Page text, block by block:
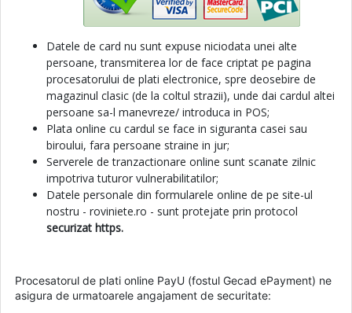
Datele de card nu sunt expuse niciodata unei alte
persoane, transmiterea lor de face criptat pe pagina
procesatorului de plati electronice, spre deosebire de
magazinul clasic (de la coltul strazii), unde dai cardul altei
persoane sa-l manevreze/ introduca in POS;
Plata online cu cardul se face in siguranta casei sau
biroului, fara persoane straine in jur;
Serverele de tranzactionare online sunt scanate zilnic
impotriva tuturor vulnerabilitatilor;
Datele personale din formularele online de pe site-ul
nostru - roviniete.ro - sunt protejate prin protocol
securizat https.
Procesatorul de plati online PayU (fostul Gecad ePayment) ne
asigura de urmatoarele angajament de securitate: